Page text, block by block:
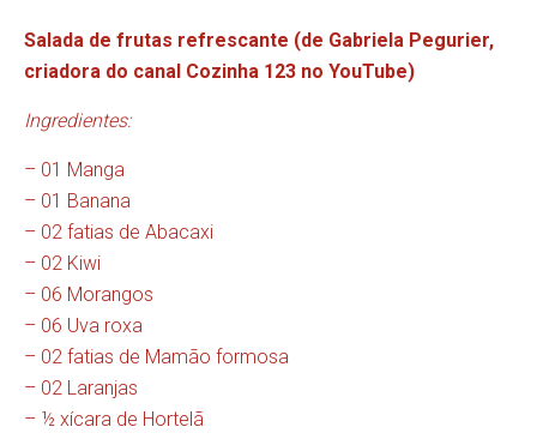
Salada de frutas refrescante (de Gabriela Pegurier,
criadora do canal Cozinha 123 no YouTube)
Ingredientes:
– 01 Manga
– 01 Banana
– 02 fatias de Abacaxi
– 02 Kiwi
– 06 Morangos
– 06 Uva roxa
– 02 fatias de Mamão formosa
– 02 Laranjas
– ½ xícara de Hortelã